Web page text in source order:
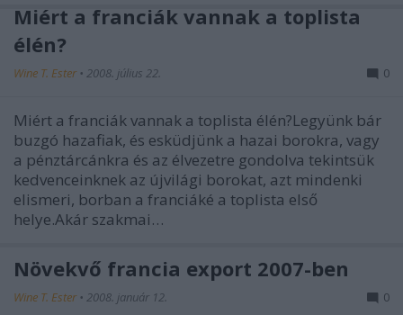
Miért a franciák vannak a toplista
élén?
Wine T. Ester • 2008. július 22. 0
Miért a franciák vannak a toplista élén?Legyünk bár
buzgó hazafiak, és esküdjünk a hazai borokra, vagy
a pénztárcánkra és az élvezetre gondolva tekintsük
kedvenceinknek az újvilági borokat, azt mindenki
elismeri, borban a franciáké a toplista első
helye.Akár szakmai…
Növekvő francia export 2007-ben
Wine T. Ester • 2008. január 12. 0